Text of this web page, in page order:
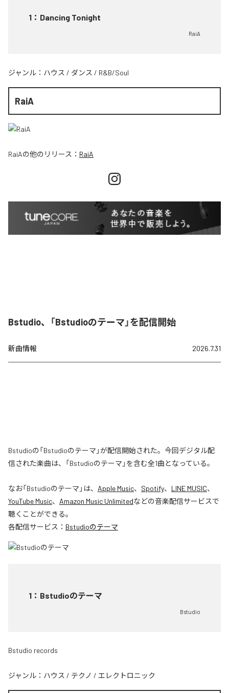
1 ： Dancing Tonight
RaiA
ジャンル： ハウス / ダンス / R&B/Soul
RaiA
RaiAの他のリリース： RaiA
Bstudio、「Bstudioのテーマ」を配信開始
新曲情報 2026.7.31
Bstudioの「Bstudioのテーマ」が配信開始された。今回デジタル配
信された楽曲は、「Bstudioのテーマ」を含む全1曲となっている。
なお「Bstudioのテーマ 」は、 Apple Music、 Spotify、 LINE MUSIC、
YouTube Music、 Amazon Music Unlimitedなどの音楽配信サービスで
聴くことができる。
各配信サービス： Bstudioのテーマ
1 ： Bstudioのテーマ
Bstudio
Bstudio records
ジャンル： ハウス / テクノ / エレクトロニック